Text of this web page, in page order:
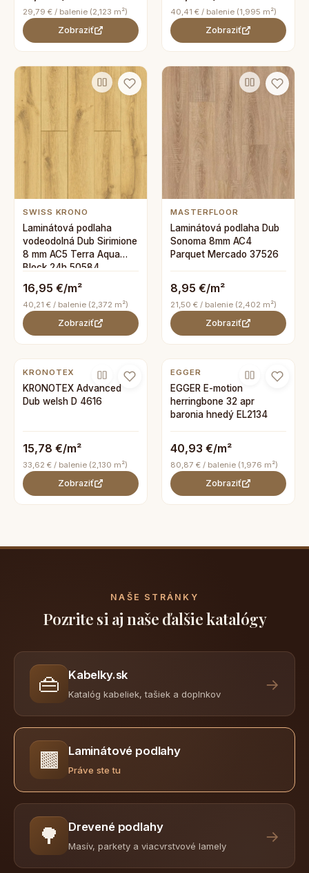
29,79 € / balenie (2,123 m²)
Zobraziť
40,41 € / balenie (1,995 m²)
Zobraziť
SWISS KRONO
Laminátová podlaha
vodeodolná Dub Sirimione
8 mm AC5 Terra Aqua
Block 24h 50584
16,95 €/m²
40,21 € / balenie (2,372 m²)
Zobraziť
MASTERFLOOR
Laminátová podlaha Dub
Sonoma 8mm AC4
Parquet Mercado 37526
8,95 €/m²
21,50 € / balenie (2,402 m²)
Zobraziť
KRONOTEX
KRONOTEX Advanced
Dub welsh D 4616
15,78 €/m²
33,62 € / balenie (2,130 m²)
Zobraziť
EGGER
EGGER E-motion
herringbone 32 apr
baronia hnedý EL2134
40,93 €/m²
80,87 € / balenie (1,976 m²)
Zobraziť
NAŠE STRÁNKY
Pozrite si aj naše ďalšie katalógy
👜 Kabelky.sk
Katalóg kabeliek, tašiek a doplnkov
→
🟫 Laminátové podlahy
Práve ste tu
🌳 Drevené podlahy
Masív, parkety a viacvrstvové lamely
→